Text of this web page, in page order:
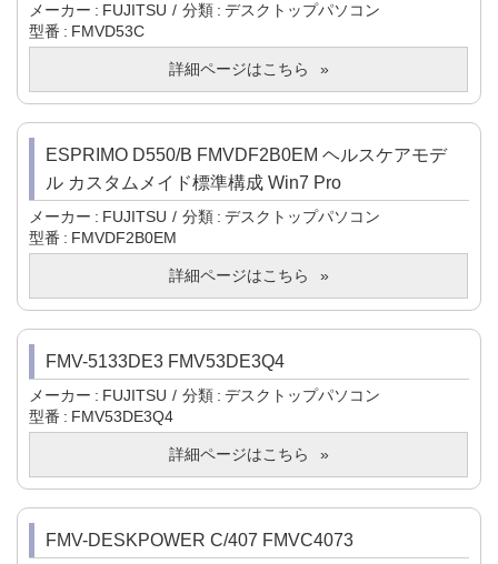
メーカー FUJITSU 分類
デスクトップパソコン
型番
FMVD53C
詳細ページはこちら
ESPRIMO D550/B FMVDF2B0EM ヘルスケアモデ
ル カスタムメイド標準構成 Win7 Pro
メーカー FUJITSU 分類
デスクトップパソコン
型番
FMVDF2B0EM
詳細ページはこちら
FMV-5133DE3 FMV53DE3Q4
メーカー FUJITSU 分類
デスクトップパソコン
型番
FMV53DE3Q4
詳細ページはこちら
FMV-DESKPOWER C/407 FMVC4073